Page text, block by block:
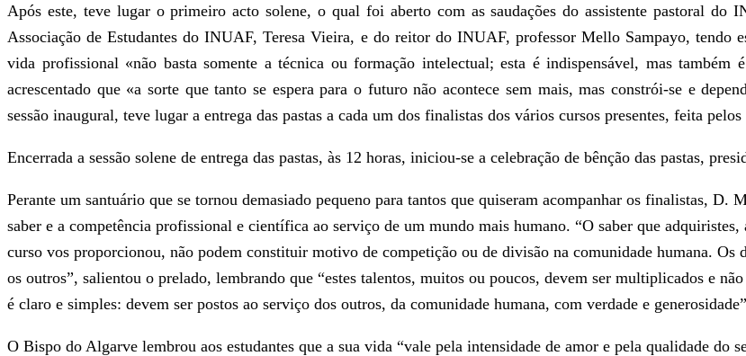
Após este, teve lugar o primeiro acto solene, o qual foi aberto com as saudações do assistente pastoral do
Associação de Estudantes do INUAF, Teresa Vieira, e do reitor do INUAF, professor Mello Sampayo, tendo
vida profissional «não basta somente a técnica ou formação intelectual; esta é indispensável, mas
acrescentado que «a sorte que tanto se espera para o futuro não acontece sem mais, mas constrói-se e
sessão inaugural, teve lugar a entrega das pastas a cada um dos finalistas dos vários cursos presentes, feita
Encerrada a sessão solene de entrega das pastas, às 12 horas, iniciou-se a celebração de bênção das pastas,
Perante um santuário que se tornou demasiado pequeno para tantos que quiseram acompanhar os finalistas, D.
saber e a competência profissional e científica ao serviço de um mundo mais humano. “O saber que
curso vos proporcionou, não podem constituir motivo de competição ou de divisão na comunidade humana. Os
os outros”, salientou o prelado, lembrando que “estes talentos, muitos ou poucos, devem ser multiplicados e
é claro e simples: devem ser postos ao serviço dos outros, da comunidade humana, com verdade e
O Bispo do Algarve lembrou aos estudantes que a sua vida “vale pela intensidade de amor e pela qualidade do